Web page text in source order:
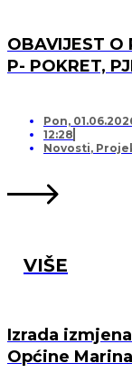
OBAVIJEST O
P- POKRET,
Pon,
12:28
Novosti,
VIŠE
Izrada
Općine Marina